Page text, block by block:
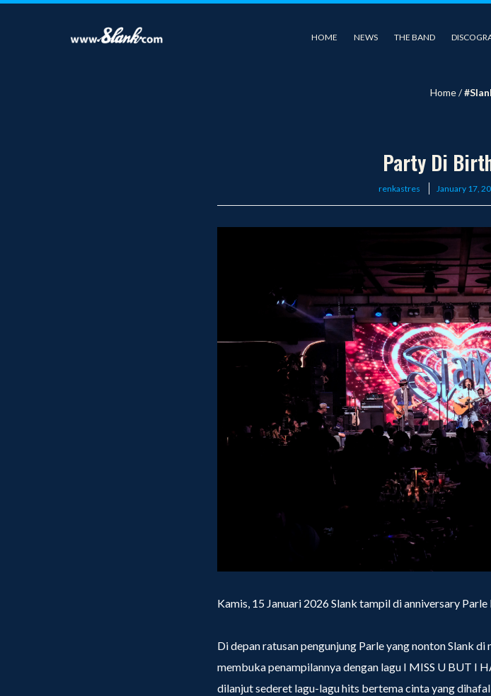
HOME NEWS THE BAND
Home/
Party Di
renkastres
Posted
January 17,
Kamis, 15 Januari 2026 Slank tampil di anniversary
Di depan ratusan pengunjung Parle yang nonton Slank
membuka penampilannya dengan lagu I MISS U BUT I
dilanjut sederet lagu-lagu hits bertema cinta yang dihafal